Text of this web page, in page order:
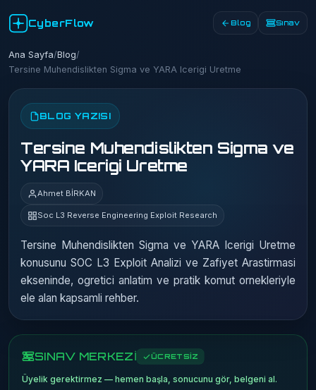
CyberFlow Blog Sınav
Ana Sayfa/Blog/
Tersine Muhendislikten Sigma ve YARA Icerigi Uretme
BLOG YAZISI
Tersine Muhendislikten Sigma ve
YARA Icerigi Uretme
Ahmet BİRKAN
Soc L3 Reverse Engineering Exploit Research
Tersine Muhendislikten Sigma ve YARA Icerigi Uretme
konusunu SOC L3 Exploit Analizi ve Zafiyet Arastirmasi
ekseninde, ogretici anlatim ve pratik komut ornekleriyle
ele alan kapsamli rehber.
SINAV MERKEZİ ÜCRETSİZ
Üyelik gerektirmez — hemen başla, sonucunu gör, belgeni al.